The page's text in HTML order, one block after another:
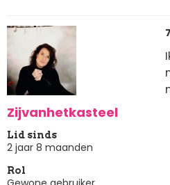
Zijvanhetkasteel
Lid sinds
2 jaar 8 maanden
Rol